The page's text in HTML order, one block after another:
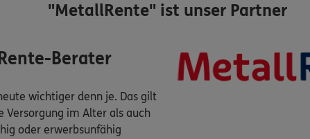
"MetallRente" ist unser Partner
Berater
wichtiger denn je. Das gilt
Versorgung im Alter als auch
oder erwerbsunfähig